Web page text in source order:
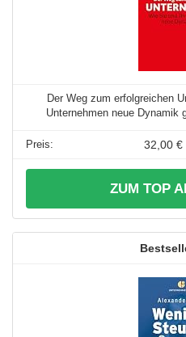
Der Weg zum erfolgreichen
Unternehmen neue Dynamik
32,00 €
ZUM TOP